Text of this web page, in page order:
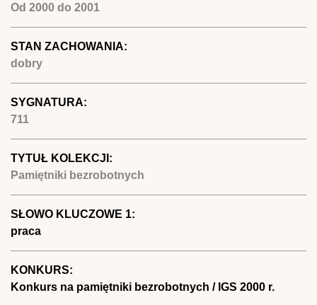
Od 2000 do 2001
STAN ZACHOWANIA:
dobry
SYGNATURA:
711
TYTUŁ KOLEKCJI:
Pamiętniki bezrobotnych
SŁOWO KLUCZOWE 1:
praca
KONKURS:
Konkurs na pamiętniki bezrobotnych / IGS 2000 r.